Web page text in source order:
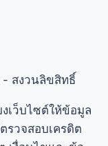
สงวนลิขสิทธิ์
เว็บไซต์ให้ข้อมูล
รวจสอบเครดิต